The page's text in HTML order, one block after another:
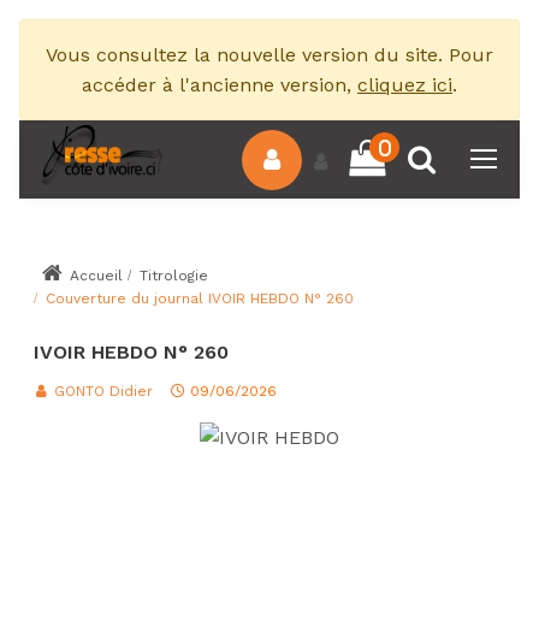
Vous consultez la nouvelle version du site. Pour
accéder à l'ancienne version, cliquez ici.
0
Accueil
Titrologie
Couverture du journal IVOIR HEBDO N° 260
IVOIR HEBDO N° 260
GONTO Didier 09/06/2026